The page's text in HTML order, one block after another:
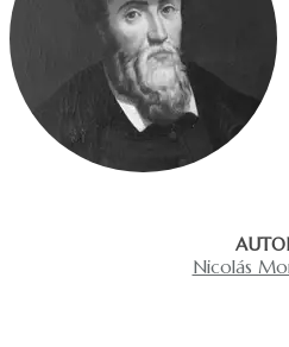
Nicolás